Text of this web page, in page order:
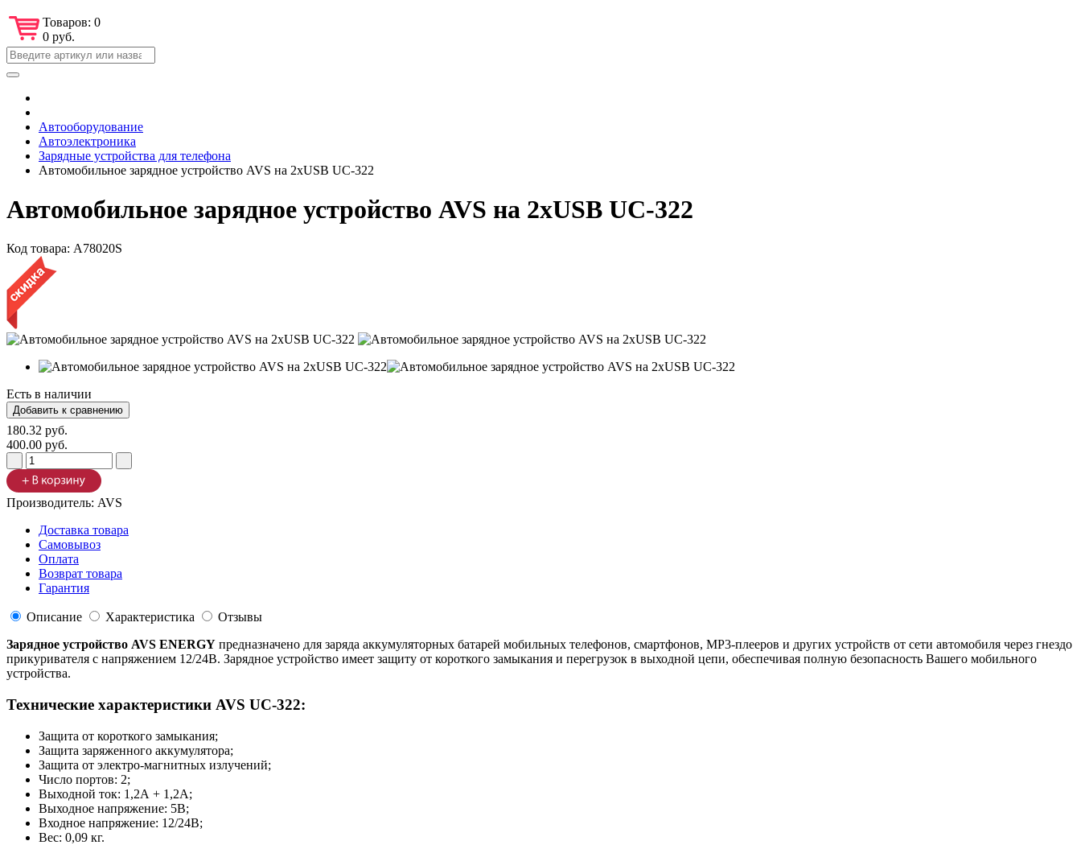
Товаров: 0
0 руб.
Автооборудование
Автоэлектроника
Зарядные устройства для телефона
Автомобильное зарядное устройство AVS на 2хUSB UC-322
Автомобильное зарядное устройство AVS на 2хUSB UC-322
Код товара: A78020S
Есть в наличии
180.32 руб.
400.00 руб.
Производитель: AVS
Доставка товара
Самовывоз
Оплата
Возврат товара
Гарантия
Описание Характеристика
Отзывы
Зарядное устройство AVS ENERGY предназначено для заряда аккумуляторных батарей мобильных телефонов, смартфонов, MP3-плееров и других устройств от сети автомобиля через гнездо
прикуривателя с напряжением 12/24В. Зарядное устройство имеет защиту от короткого замыкания и перегрузок в выходной цепи, обеспечивая полную безопасность Вашего мобильного
устройства.
Технические характеристики AVS UC-322:
Защита от короткого замыкания;
Защита заряженного аккумулятора;
Защита от электро-магнитных излучений;
Число портов: 2;
Выходной ток: 1,2А + 1,2А;
Выходное напряжение: 5В;
Входное напряжение: 12/24В;
Вес: 0,09 кг.